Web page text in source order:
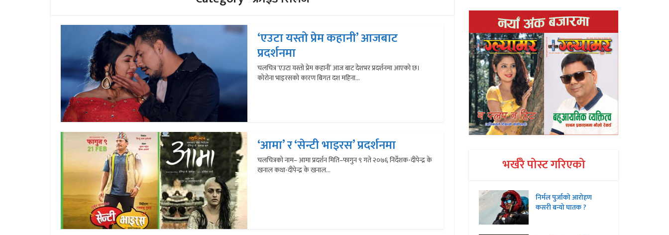
‘एउटा यस्तो प्रेम कहानी’ आजबाट
प्रदर्शनमा
चलचित्र ‘एउटा यस्तो प्रेम कहानी’ आज बाट देशभर प्रदर्शनमा आएको छ।
कोरोना भाइरसको कारण बिगत दश महिना...
‘आमा’ र ‘सेन्टी भाइरस’ प्रदर्शनमा
चलचित्रको नाम– आमा प्रदर्शन मिति–फागुन ९ गते २०७६ निर्देशक-दीपेन्द्र के
खनाल कथा-दीपेन्द्र के खनाल...
भर्खरै पोस्ट गरिएको
निर्मल पुर्जाको आरोहण
कसरी बन्यो घातक ?